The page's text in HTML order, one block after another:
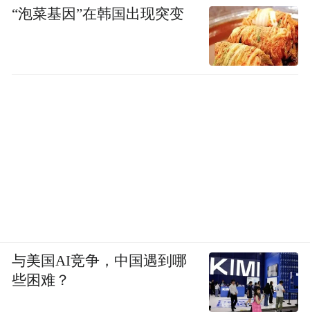
“泡菜基因”在韩国出现突变
与美国AI竞争，中国遇到哪
些困难？